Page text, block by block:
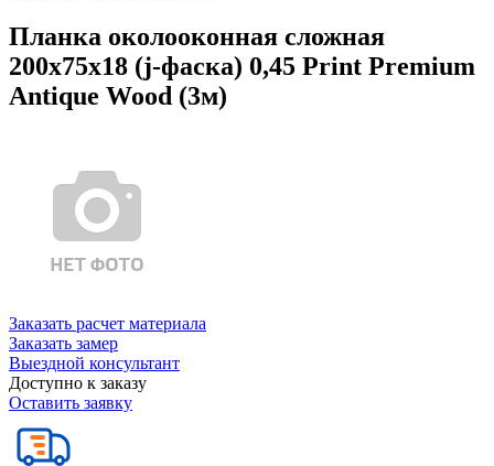
Планка околооконная сложная
200х75х18 (j-фаска) 0,45 Print Premium
Antique Wood (3м)
Заказать расчет материала
Заказать замер
Выездной консультант
Доступно к заказу
Оставить заявку